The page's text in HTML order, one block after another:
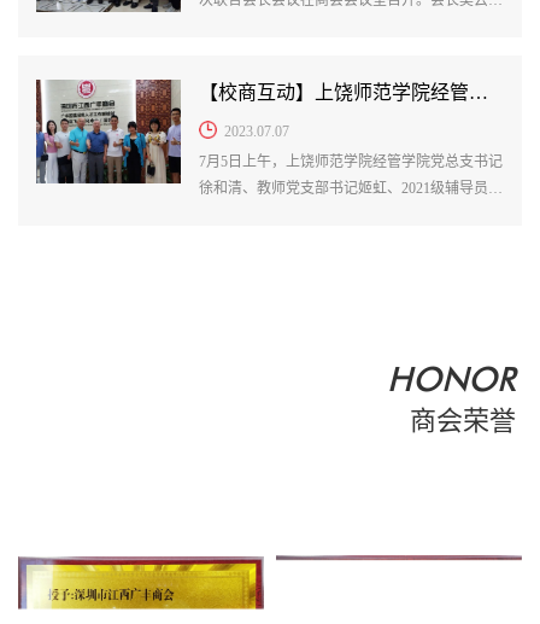
参加了此次会议。会议由会长吴云林主持。
【校商互动】上饶师范学院经管学院徐和清党总支书记一行莅临商会交流指导
2023.07.07
7月5日上午，上饶师范学院经管学院党总支书记
徐和清、教师党支部书记姬虹、2021级辅导员陈
HONOR
商会荣誉